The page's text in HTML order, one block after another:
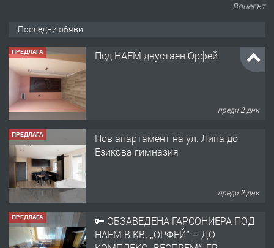
Вонегът
Последни обяви
ПРЕДЛАГА Под НАЕМ двустаен Орфей
преди 2 дни
ПРЕДЛАГА
Нов апартамент на ул. Липа до
Езикова гимназия
преди 2 дни
ПРЕДЛАГА
🔑 ОБЗАВЕДЕНА ГАРСОНИЕРА ПОД
НАЕМ В КВ. „ОРФЕЙ“ – ДО